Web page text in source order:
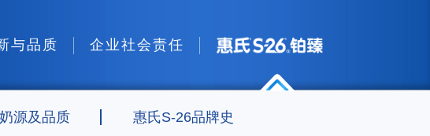
与品质 企业社会责任 惠氏®S-26®铂臻
奶源及品质 惠氏S-26品牌史